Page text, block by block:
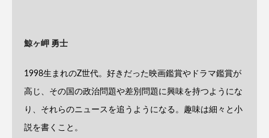
鯨ヶ岬 勇士
1998生まれのZ世代。好きだった映画鑑賞やドラマ鑑賞が
高じ、その国の政治問題や差別問題に興味を持つようにな
り、それらのニュースを追うようになる。趣味は細々と小
説を書くこと。